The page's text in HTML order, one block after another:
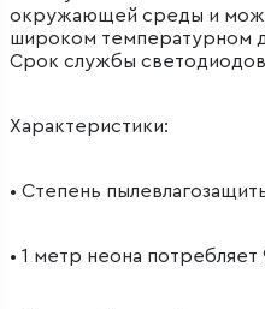
окружающей среды и
широком температурном
Срок службы светодиодов
Характеристики:
• Степень
• 1 метр неона потребляет